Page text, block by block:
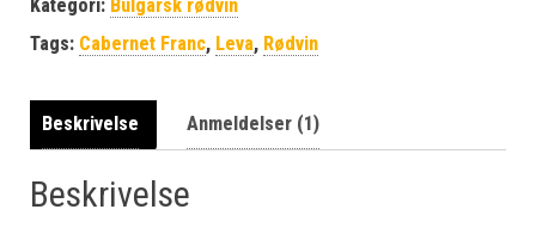
Kategori: Bulgarsk rødvin
Tags: Cabernet Franc, Leva, Rødvin
Beskrivelse Anmeldelser (1)
Beskrivelse